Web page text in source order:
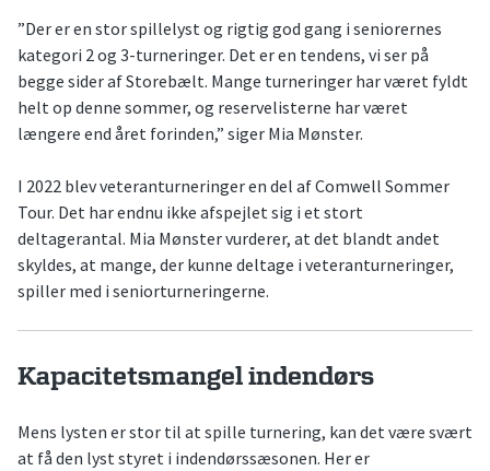
”Der er en stor spillelyst og rigtig god gang i seniorernes
kategori 2 og 3-turneringer. Det er en tendens, vi ser på
begge sider af Storebælt. Mange turneringer har været fyldt
helt op denne sommer, og reservelisterne har været
længere end året forinden,” siger Mia Mønster.
I 2022 blev veteranturneringer en del af Comwell Sommer
Tour. Det har endnu ikke afspejlet sig i et stort
deltagerantal. Mia Mønster vurderer, at det blandt andet
skyldes, at mange, der kunne deltage i veteranturneringer,
spiller med i seniorturneringerne.
Kapacitetsmangel indendørs
Mens lysten er stor til at spille turnering, kan det være svært
at få den lyst styret i indendørssæsonen. Her er